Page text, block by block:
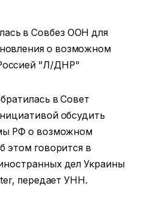
в Совет
обсудить
РФ о возможном
этом говорится в
дел Украины
передает УНН.